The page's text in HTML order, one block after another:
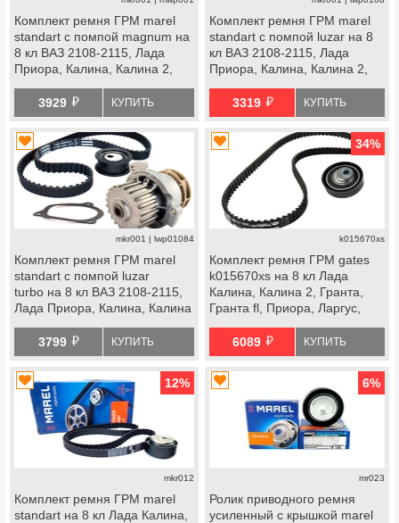
Комплект ремня ГРМ marel
standart с помпой magnum на
8 кл ВАЗ 2108-2115, Лада
Приора, Калина, Калина 2,
3929 й КУПИТЬ
Комплект ремня ГРМ marel
standart с помпой luzar на 8
кл ВАЗ 2108-2115, Лада
Приора, Калина, Калина 2,
3319 й КУПИТЬ
mkr001 | lwp01084
Комплект ремня ГРМ marel
standart с помпой luzar
turbo на 8 кл ВАЗ 2108-2115,
Лада Приора, Калина, Калина
3799 й КУПИТЬ
34%
k015670xs
Комплект ремня ГРМ gates
k015670xs на 8 кл Лада
Калина, Калина 2, Гранта,
Гранта fl, Приора, Ларгус,
6089 й КУПИТЬ
12%
mkr012
Комплект ремня ГРМ marel
standart на 8 кл Лада Калина,
6%
mr023
Ролик приводного ремня
усиленный с крышкой marel